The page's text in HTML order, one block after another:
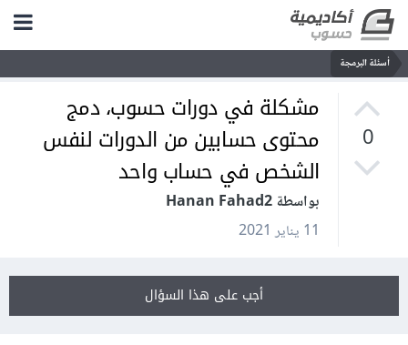
أسئلة البرمجة
0
مشكلة في دورات حسوب، دمج
محتوى حسابين من الدورات لنفس
الشخص في حساب واحد
بواسطة Hanan Fahad2
11 يناير 2021
أجب على هذا السؤال